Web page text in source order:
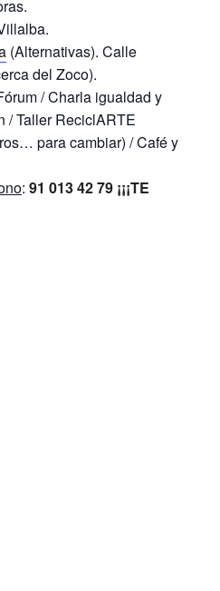
(Alternativas). Calle
del Zoco).
/ Charla igualdad y
/ Taller ReciclARTE
para cambiar) / Café y
: 91 013 42 79 ¡¡¡TE